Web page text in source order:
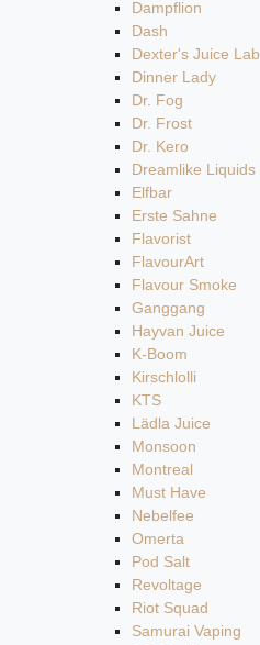
Dampflion
Dash
Dexter's Juice Lab
Dinner Lady
Dr. Fog
Dr. Frost
Dr. Kero
Dreamlike Liquids
Elfbar
Erste Sahne
Flavorist
FlavourArt
Flavour Smoke
Ganggang
Hayvan Juice
K-Boom
Kirschlolli
KTS
Lädla Juice
Monsoon
Montreal
Must Have
Nebelfee
Omerta
Pod Salt
Revoltage
Riot Squad
Samurai Vaping